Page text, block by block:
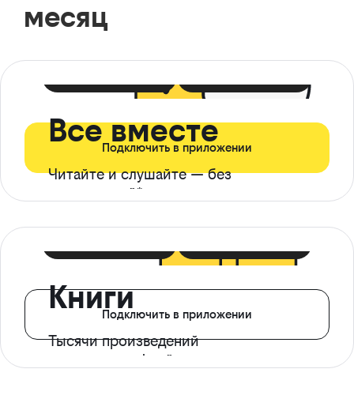
месяц
Все вместе
Читайте и слушайте — без
ограничений*
Подключить в приложении
Книги
Тысячи произведений
с доступом офлайн
Подключить в приложении